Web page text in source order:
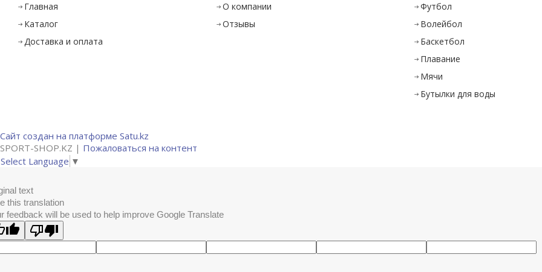
Главная
Каталог
Доставка и оплата
О компании
Отзывы
Футбол
Волейбол
Баскетбол
Плавание
Мячи
Бутылки для воды
Сайт создан на платформе Satu.kz
SPORT-SHOP.KZ | Пожаловаться на контент
Select Language ▼
text
this translation
feedback will be used to help improve Google Translate